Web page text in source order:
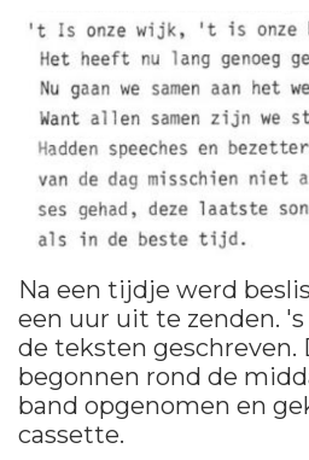
Na een tijdje werd
een uur uit te zenden.
de teksten geschreven.
begonnen rond de
band opgenomen en
cassette.